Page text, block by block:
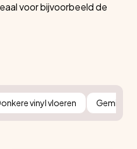
voor bijvoorbeeld de
vinyl vloeren